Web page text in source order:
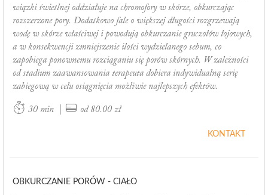
wiązki świetlnej oddziałuje na chromofory w skórze, obkurczając
rozszerzone pory. Dodatkowo fale o większej długości rozgrzewają
wodę w skórze właściwej i powodują obkurczanie gruczołów łojowych,
a w konsekwencji zmniejszenie ilości wydzielanego sebum, co
zapobiega ponownemu rozciąganiu się porów skórnych. W zależności
od stadium zaawansowania terapeuta dobiera indywidualną serię
zabiegową w celu osiągnięcia możliwie najlepszych efektów.
30 min od 80.00 zł
KONTAKT
OBKURCZANIE PORÓW - CIAŁO